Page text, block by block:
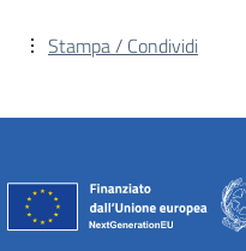
Stampa / Condividi